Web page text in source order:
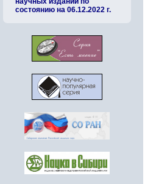
состоянию на 06.12.2022 г.